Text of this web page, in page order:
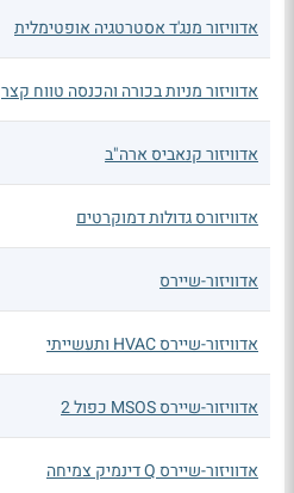
אדוויזור מנג'ד אסטרטגיה אופטימלית
אדוויזור מניות בכורה והכנסה טווח קצר
אדוויזור קנאביס ארה"ב
אדוויזורס גדולות דמוקרטים
אדוויזור-שיירס
אדוויזור-שיירס HVAC ותעשייתי
אדוויזור-שיירס MSOS כפול 2
אדוויזור-שיירס Q דינמיק צמיחה